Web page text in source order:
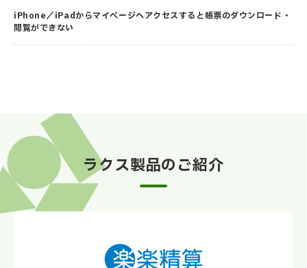
iPhone／iPadからマイページへアクセスすると帳票のダウンロード・
閲覧ができない
ラクス製品のご紹介